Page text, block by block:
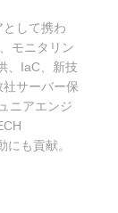
して携わ
モニタリン
、IaC、新技
サーバー保
ニアエンジ
も貢献。